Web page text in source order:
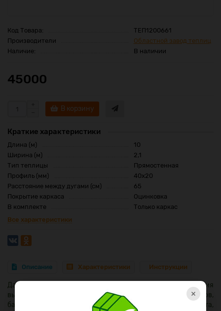
Код Товара:
ТЕП1200661
Производители
Областной завод теплиц
Наличие:
В наличии
45000
В корзину
Краткие характеристики
Длина (м)
10
Ширина (м)
2,1
Тип теплицы
Прямостенная
Профиль (мм)
40x20
Расстояние между дугами (см)
65
Покрытие каркаса
Оцинковка
В комплекте
Только каркас
Все характеристики
Описание Характеристики Инструкции
Данная модель теплицы оптимальна для выращивания
высокорослых и среднерослых овощных культур (огурцов,
баклажанов, перца, томатов), зелени (укропа, салата,
×